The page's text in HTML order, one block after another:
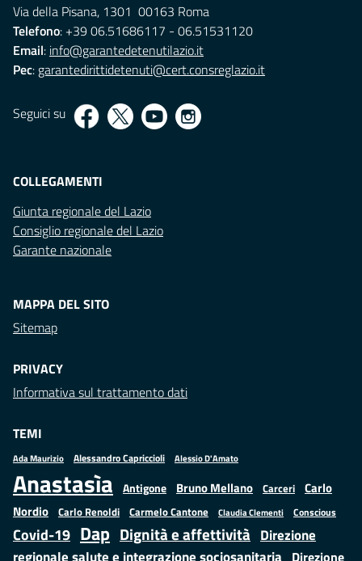
Via della Pisana, 1301 00163 Roma
Telefono: +39 06.51686117 - 06.51531120
Email: info@garantedetenutilazio.it
Pec: garantedirittidetenuti@cert.consreglazio.it
Seguici su
COLLEGAMENTI
Giunta regionale del Lazio
Consiglio regionale del Lazio
Garante nazionale
MAPPA DEL SITO
Sitemap
PRIVACY
Informativa sul trattamento dati
TEMI
Ada Maurizio Alessandro Capriccioli Alessio D'Amato
Anastasìa Antigone Bruno Mellano Carceri
Carlo
Nordio Carlo Renoldi Carmelo Cantone Claudia Clementi Conscious
Covid-19 Dap Dignità e affettività Direzione
regionale salute e integrazione sociosanitaria Direzione